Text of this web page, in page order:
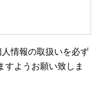
います。）は、応募者への連
健康診断の実施または健康診
ご要望の聴取を行うために個
情報の取扱いを必ず
すようお願い致しま